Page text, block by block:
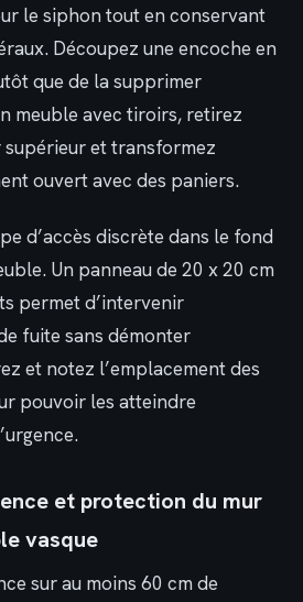
le siphon tout en conservant
Découpez une encoche en
que de la supprimer
meuble avec tiroirs, retirez
et transformez
ouvert avec des paniers.
d’accès discrète dans le fond
Un panneau de 20 x 20 cm
permet d’intervenir
fuite sans démonter
et notez l’emplacement des
pouvoir les atteindre
et protection du mur
vasque
sur au moins 60 cm de